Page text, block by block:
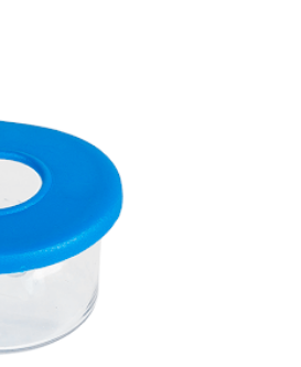
7º
papagaio
8º
répteis
tartaruga
cobra